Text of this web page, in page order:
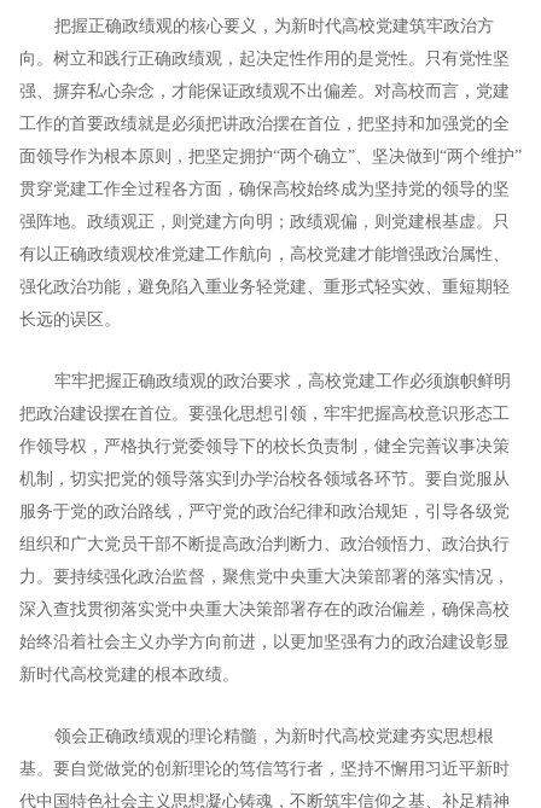
把握正确政绩观的核心要义，为新时代高校党建筑牢政治方
向。树立和践行正确政绩观，起决定性作用的是党性。只有党性坚
强、摒弃私心杂念，才能保证政绩观不出偏差。对高校而言，党建
工作的首要政绩就是必须把讲政治摆在首位，把坚持和加强党的全
面领导作为根本原则，把坚定拥护“两个确立”、坚决做到“两个维护”
贯穿党建工作全过程各方面，确保高校始终成为坚持党的领导的坚
强阵地。政绩观正，则党建方向明；政绩观偏，则党建根基虚。只
有以正确政绩观校准党建工作航向，高校党建才能增强政治属性、
强化政治功能，避免陷入重业务轻党建、重形式轻实效、重短期轻
长远的误区。
牢牢把握正确政绩观的政治要求，高校党建工作必须旗帜鲜明
把政治建设摆在首位。要强化思想引领，牢牢把握高校意识形态工
作领导权，严格执行党委领导下的校长负责制，健全完善议事决策
机制，切实把党的领导落实到办学治校各领域各环节。要自觉服从
服务于党的政治路线，严守党的政治纪律和政治规矩，引导各级党
组织和广大党员干部不断提高政治判断力、政治领悟力、政治执行
力。要持续强化政治监督，聚焦党中央重大决策部署的落实情况，
深入查找贯彻落实党中央重大决策部署存在的政治偏差，确保高校
始终沿着社会主义办学方向前进，以更加坚强有力的政治建设彰显
新时代高校党建的根本政绩。
领会正确政绩观的理论精髓，为新时代高校党建夯实思想根
基。要自觉做党的创新理论的笃信笃行者，坚持不懈用习近平新时
代中国特色社会主义思想凝心铸魂，不断筑牢信仰之基、补足精神